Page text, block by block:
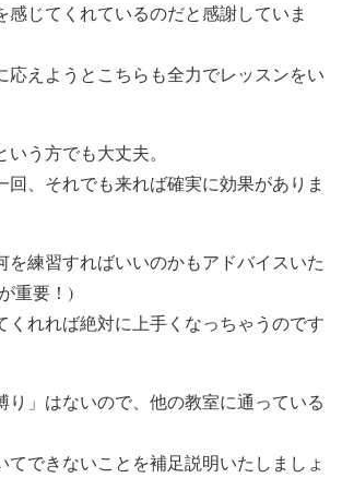
感じてくれているのだと感謝していま
応えようとこちらも全力でレッスンをい
う方でも大丈夫。
回、それでも来れば確実に効果がありま
を練習すればいいのかもアドバイスいた
重要！)
くれれば絶対に上手くなっちゃうのです
り」はないので、他の教室に通っている
てできないことを補足説明いたしましょ